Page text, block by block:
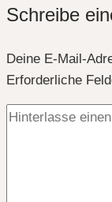
–
und
Schreibe
Deine E-Mail-
Erforderliche